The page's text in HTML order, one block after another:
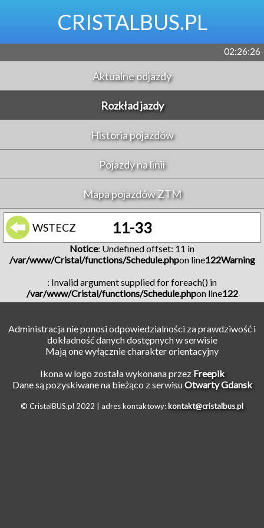
CRISTALBUS.PL
02:26:26
Aktualne odjazdy
Rozkład jazdy
Historia pojazdów
Pojazdy na linii
Mapa pojazdów ZTM
WSTECZ 11-33
Notice: Undefined offset: 11 in
/var/www/Cristal/functions/Schedule.phpon line122Warning
: Invalid argument supplied for foreach() in
/var/www/Cristal/functions/Schedule.phpon line122
Administracja nie ponosi odpowiedzialności za prawdziwość i
dokładność danych dostępnych w serwisie
Mają one wyłącznie charakter orientacyjny
Ikona w logo została wykonana przez Freepik
Dane są pozyskiwane na bieżąco z serwisuOtwarty Gdansk
© CristalBUS.pl 2022 | adres kontaktowy: kontakt@cristalbus.pl